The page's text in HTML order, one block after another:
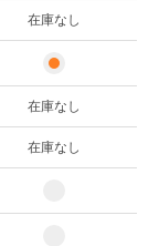
在庫なし
在庫なし
在庫なし